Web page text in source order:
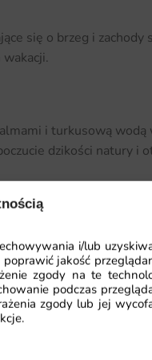
i/lub
jakość
zgody na te
podczas
zgody lub jej
się o brzeg i zachody
i turkusową
dzikości natury i